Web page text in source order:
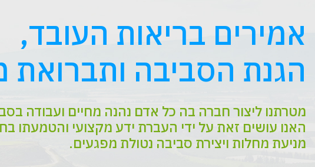
אמירים בריאות העובד,
הגנת הסביבה ותברואת
מטרתנו ליצור חברה בה כל אדם נהנה מחיים ועבודה
האנו עושים זאת על ידי העברת ידע מקצועי והטמעתו
מניעת מחלות ויצירת סביבה נטולת מפגעים.